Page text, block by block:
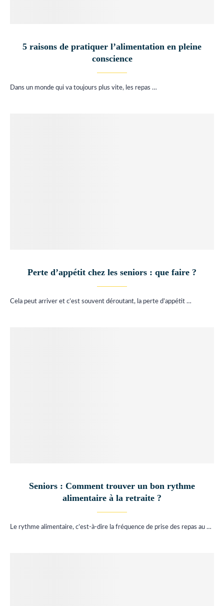
5 raisons de pratiquer l’alimentation en pleine
conscience
Dans un monde qui va toujours plus vite, les repas …
Perte d’appétit chez les seniors : que faire ?
Cela peut arriver et c’est souvent déroutant, la perte d’appétit …
Seniors : Comment trouver un bon rythme
alimentaire à la retraite ?
Le rythme alimentaire, c’est-à-dire la fréquence de prise des repas au …